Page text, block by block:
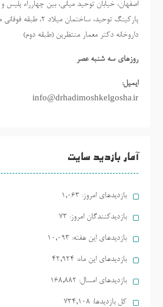
اصفهان، خیابان توحید میانی، بین چهارراه پلیس
پارکینگ توحید، ساختمان
داروخانه دکتر معمار منتظرین (طبقه دوم)
روزهاي سه شنبه عصر
ایمیل:
info@drhadimoshkelgosha.ir
آمار بازدید سایت
بازدیدهای امروز: 1,063
بازدیدکنندگان امروز: 73
بازدیدهای این هفته: 10,093
بازدیدهای این ماه: 42,924
بازدیدهای امسال: 168,882
کل بازدیدها: 734,108